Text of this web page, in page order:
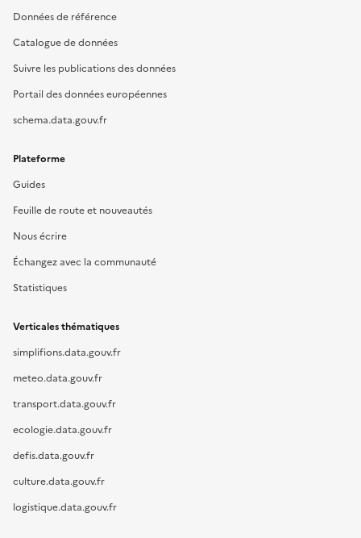
Données de référence
Catalogue de données
Suivre les publications des données
Portail des données européennes
schema.data.gouv.fr
Plateforme
Guides
Feuille de route et nouveautés
Nous écrire
Échangez avec la communauté
Statistiques
Verticales thématiques
simplifions.data.gouv.fr
meteo.data.gouv.fr
transport.data.gouv.fr
ecologie.data.gouv.fr
defis.data.gouv.fr
culture.data.gouv.fr
logistique.data.gouv.fr